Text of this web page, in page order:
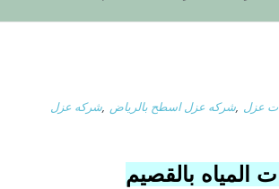
عزل ,شركه عزل اسطح بالرياض ,شركه عزل
بالقصيم